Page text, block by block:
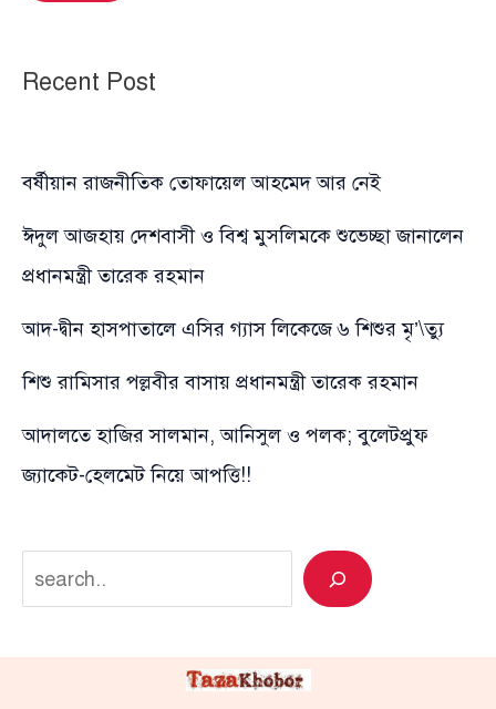
Recent Post
বর্ষীয়ান রাজনীতিক তোফায়েল আহমেদ আর নেই
ঈদুল আজহায় দেশবাসী ও বিশ্ব মুসলিমকে শুভেচ্ছা জানালেন
প্রধানমন্ত্রী তারেক রহমান
আদ-দ্বীন হাসপাতালে এসির গ্যাস লিকেজে ৬ শিশুর মৃ’\ত্যু
শিশু রামিসার পল্লবীর বাসায় প্রধানমন্ত্রী তারেক রহমান
আদালতে হাজির সালমান, আনিসুল ও পলক; বুলেটপ্রুফ
জ্যাকেট-হেলমেট নিয়ে আপত্তি!!
Search